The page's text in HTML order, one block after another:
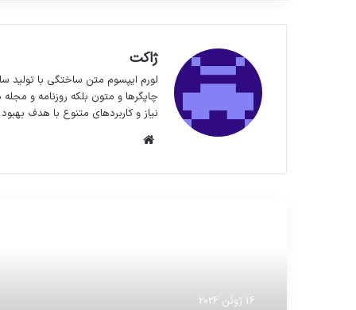
ژاکت
لورم ایپسوم متن ساختگی با تولید
چاپگرها و متون بلکه روزنامه و
نیاز و کاربردهای متنوع با هدف